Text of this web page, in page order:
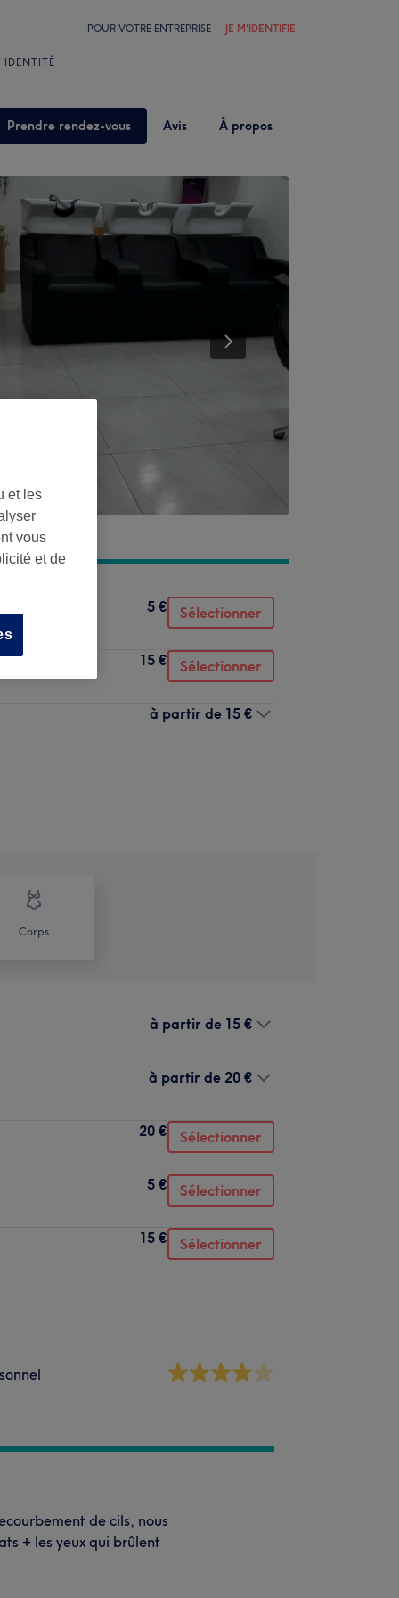
POUR VOTRE ENTREPRISE JE M'IDENTIFIE
IDENTITÉ
Prendre rendez-vous Avis À propos
5 € Sélectionner
15 € Sélectionner
à partir de 15 €
Corps
à partir de 15 €
à partir de 20 €
20 € Sélectionner
5 € Sélectionner
15 € Sélectionner
de cils, nous
+ les yeux qui brûlent
et les
vous
et de